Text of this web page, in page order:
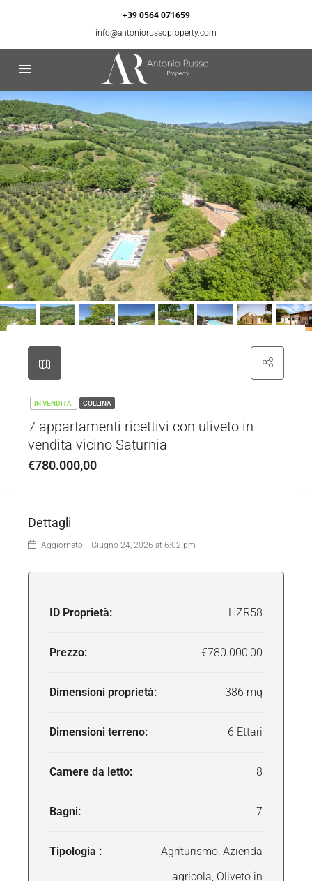
+39 0564 071659
info@antoniorussoproperty.com
IN VENDITA COLLINA
7 appartamenti ricettivi con uliveto in
vendita vicino Saturnia
€780.000,00
Dettagli
Aggiornato il Giugno 24, 2026 at 6:02 pm
ID Proprietà: HZR58
Prezzo: €780.000,00
Dimensioni proprietà: 386 mq
Dimensioni terreno: 6 Ettari
Camere da letto: 8
Bagni: 7
Tipologia :
Agriturismo, Azienda
agricola, Oliveto in